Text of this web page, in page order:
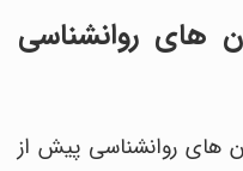
های روانشناسی
های روانشناسی پیش از